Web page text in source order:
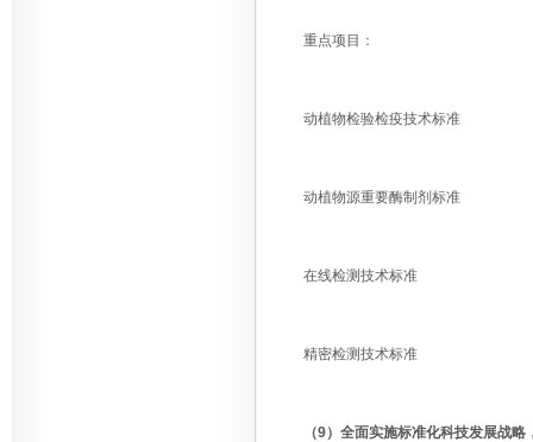
重点项目：
动植物检验检疫技术标准
动植物源重要酶制剂标准
在线检测技术标准
精密检测技术标准
（9）全面实施标准化科技发展战